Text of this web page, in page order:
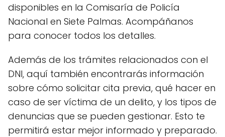
disponibles en la Comisaría de Policía
Nacional en Siete Palmas. Acompáñanos
para conocer todos los detalles.
Además de los trámites relacionados con el
DNI, aquí también encontrarás información
sobre cómo solicitar cita previa, qué hacer en
caso de ser víctima de un delito, y los tipos de
denuncias que se pueden gestionar. Esto te
permitirá estar mejor informado y preparado.